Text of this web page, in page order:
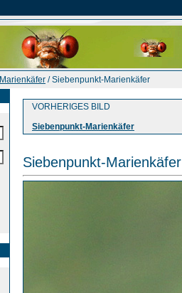
Marienkäfer / Siebenpunkt-Marienkäfer
VORHERIGES BILD
Siebenpunkt-Marienkäfer
Siebenpunkt-Marienkäfer